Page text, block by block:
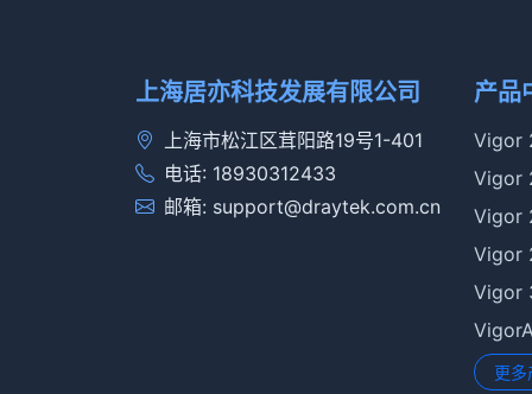
上海居亦科技发展有限公司
上海市松江区茸阳路19号1-401
电话: 18930312433
邮箱: support@draytek.com.cn
产品
Vigor
Vigor
Vigor
Vigor
Vigor
更多